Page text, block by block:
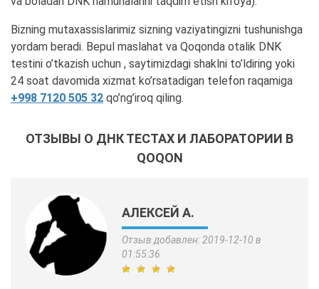
Bizning mutaxassislarimiz sizning vaziyatingizni tushunishga
yordam beradi. Bepul maslahat va Qoqonda otalik DNK
testini o’tkazish uchun , saytimizdagi shaklni to’ldiring yoki
24 soat davomida xizmat ko’rsatadigan telefon raqamiga
+998 7120 505 32 qo’ng’iroq qiling.
ОТЗЫВЫ О ДНК ТЕСТАХ И ЛАБОРАТОРИИ В
QOQON
АЛЕКСЕЙ А.
Отзыв добавлен: 2019-12-10 в
01:55:36